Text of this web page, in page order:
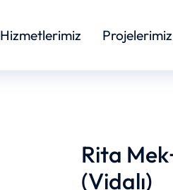
Hizmetlerimiz Projelerimiz
Rita
(Vidalı)